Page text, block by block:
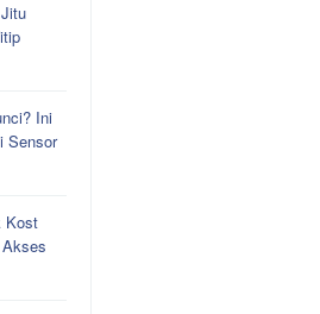
Ini
Sensor
Kost